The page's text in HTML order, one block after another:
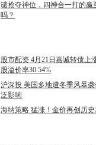
谴抢夺神位，四神合一打的赢
吗？
股市配资 4月21日嘉诚转债上
股溢价率30.54%
沪深投 美国多地遭冬季风暴
泛影响
海纳策略 猛涨！金价再创历